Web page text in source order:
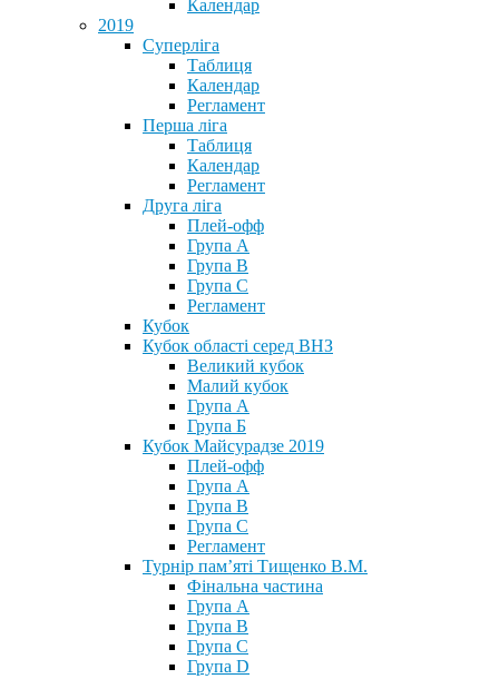
Календар
2019
Суперліга
Таблиця
Календар
Регламент
Перша ліга
Таблиця
Календар
Регламент
Друга ліга
Плей-офф
Група А
Група В
Група С
Регламент
Кубок
Кубок області серед ВНЗ
Великий кубок
Малий кубок
Група А
Група Б
Кубок Майсурадзе 2019
Плей-офф
Група А
Група В
Група С
Регламент
Турнір пам’яті Тищенко В.М.
Фінальна частина
Група А
Група В
Група С
Група D